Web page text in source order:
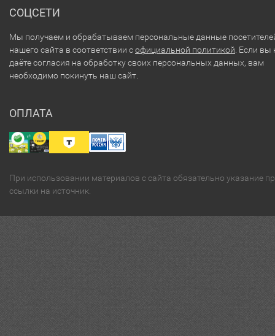
СОЦСЕТИ
Мы получаем и обрабатываем персональные данные
нашего сайта в соответствии софициальной политикой. Если вы
даёте согласия на обработку своих персональных данных, вам
необходимо покинуть наш сайт.
ОПЛАТА
При использовании материалов с сайта обязательно указание
ссылки на источник.